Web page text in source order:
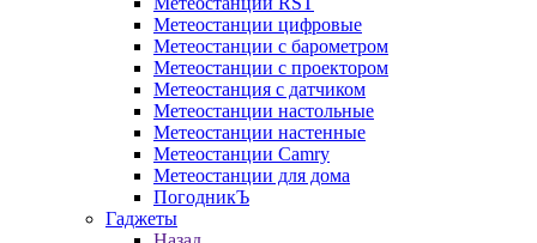
Метеостанции цифровые
Метеостанции с барометром
Метеостанции с проектором
Метеостанция с датчиком
Метеостанции настольные
Метеостанции настенные
Метеостанции Camry
Метеостанции для дома
ПогодникЪ
Гаджеты